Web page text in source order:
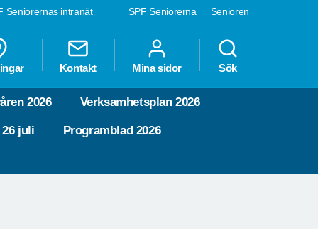
SPF Seniorerna Senioren
Seniorernas intranät
Kontakt Mina sidor Sök
2026 Verksamhetsplan 2026
26 juli Programblad 2026